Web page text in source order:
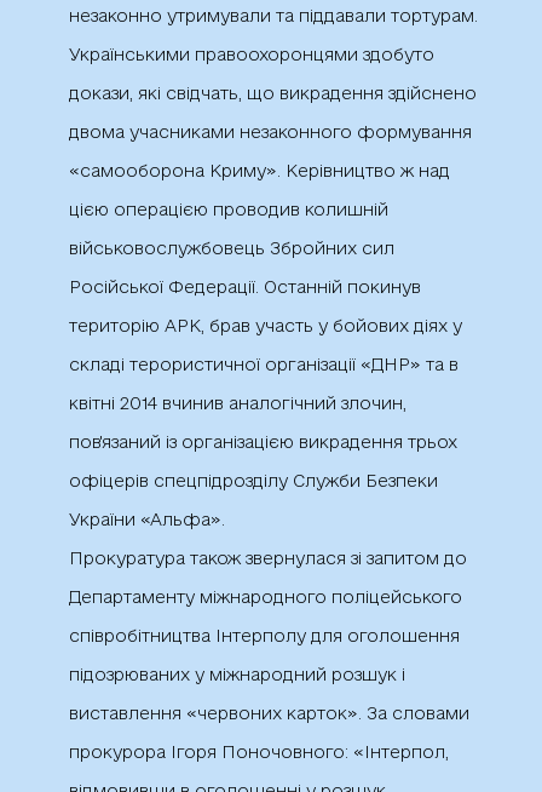
незаконно утримували та піддавали тортурам.
Українськими правоохоронцями здобуто
докази, які свідчать, що викрадення здійснено
двома учасниками незаконного формування
«самооборона Криму». Керівництво ж над
цією операцією проводив колишній
військовослужбовець Збройних сил
Російської Федерації. Останній покинув
територію АРК, брав участь у бойових діях у
складі терористичної організації «ДНР» та в
квітні 2014 вчинив аналогічний злочин,
пов'язаний із організацією викрадення трьох
офіцерів спецпідрозділу Служби Безпеки
України «Альфа».
Прокуратура також звернулася зі запитом до
Департаменту міжнародного поліцейського
співробітництва Інтерполу для оголошення
підозрюваних у міжнародний розшук і
виставлення «червоних карток». За словами
прокурора Ігоря Поночовного: «Інтерпол,